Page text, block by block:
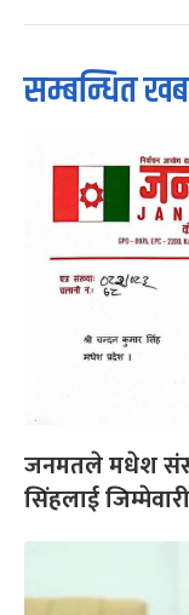
सम्बन्धित
जनमतले मधेश
सिंहलाई जिम्मेवारी